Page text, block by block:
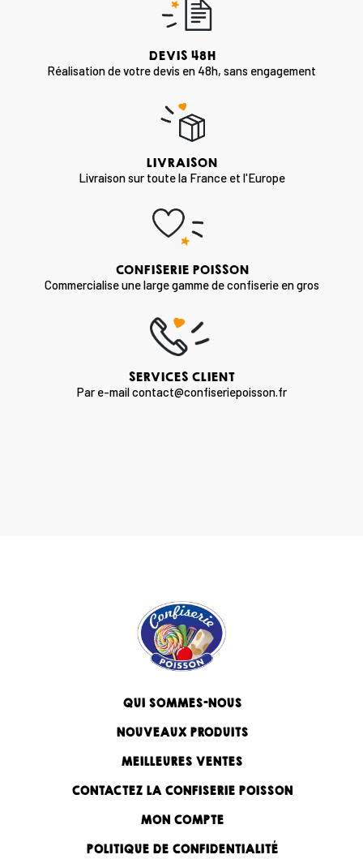
DEVIS 48H
Réalisation de votre devis en 48h, sans engagement
LIVRAISON
Livraison sur toute la France et l'Europe
CONFISERIE POISSON
Commercialise une large gamme de confiserie en gros
SERVICES CLIENT
Par e-mail contact@confiseriepoisson.fr
QUI SOMMES-NOUS
NOUVEAUX PRODUITS
MEILLEURES VENTES
CONTACTEZ LA CONFISERIE POISSON
MON COMPTE
POLITIQUE DE CONFIDENTIALITÉ